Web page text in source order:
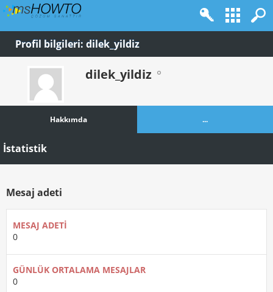
Profil bilgileri: dilek_yildiz
dilek_yildiz
Hakkımda ...
İstatistik
Mesaj adeti
MESAJ ADETI
0
GÜNLÜK ORTALAMA MESAJLAR
0